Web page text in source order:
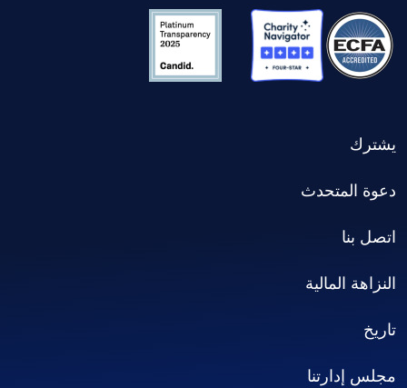
يشترك
دعوة المتحدث
اتصل بنا
النزاهة المالية
تاريخ
مجلس إدارتنا